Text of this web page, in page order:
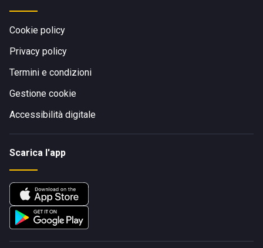
Cookie policy
Privacy policy
Termini e condizioni
Gestione cookie
Accessibilità digitale
Scarica l'app